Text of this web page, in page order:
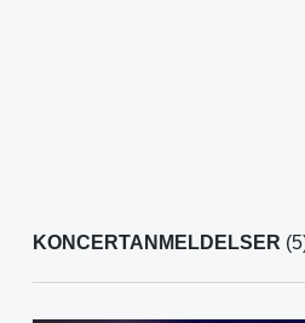
KONCERTANMELDELSER